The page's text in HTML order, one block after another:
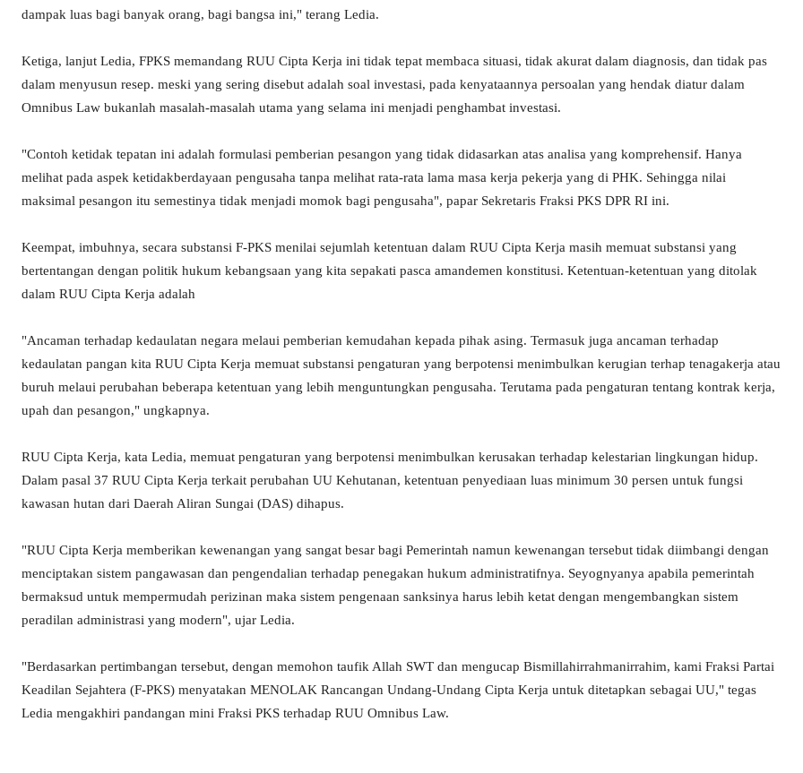
dampak luas bagi banyak orang, bagi bangsa ini," terang Ledia.
Ketiga, lanjut Ledia, FPKS memandang RUU Cipta Kerja ini tidak tepat membaca situasi, tidak akurat dalam diagnosis, dan tidak pas
dalam menyusun resep. meski yang sering disebut adalah soal investasi, pada kenyataannya persoalan yang hendak diatur dalam
Omnibus Law bukanlah masalah-masalah utama yang selama ini menjadi penghambat investasi.
"Contoh ketidak tepatan ini adalah formulasi pemberian pesangon yang tidak didasarkan atas analisa yang komprehensif. Hanya
melihat pada aspek ketidakberdayaan pengusaha tanpa melihat rata-rata lama masa kerja pekerja yang di PHK. Sehingga nilai
maksimal pesangon itu semestinya tidak menjadi momok bagi pengusaha", papar Sekretaris Fraksi PKS DPR RI ini.
Keempat, imbuhnya, secara substansi F-PKS menilai sejumlah ketentuan dalam RUU Cipta Kerja masih memuat substansi yang
bertentangan dengan politik hukum kebangsaan yang kita sepakati pasca amandemen konstitusi. Ketentuan-ketentuan yang ditolak
dalam RUU Cipta Kerja adalah
"Ancaman terhadap kedaulatan negara melaui pemberian kemudahan kepada pihak asing. Termasuk juga ancaman terhadap
kedaulatan pangan kita RUU Cipta Kerja memuat substansi pengaturan yang berpotensi menimbulkan kerugian terhap tenagakerja atau
buruh melaui perubahan beberapa ketentuan yang lebih menguntungkan pengusaha. Terutama pada pengaturan tentang kontrak kerja,
upah dan pesangon," ungkapnya.
RUU Cipta Kerja, kata Ledia, memuat pengaturan yang berpotensi menimbulkan kerusakan terhadap kelestarian lingkungan hidup.
Dalam pasal 37 RUU Cipta Kerja terkait perubahan UU Kehutanan, ketentuan penyediaan luas minimum 30 persen untuk fungsi
kawasan hutan dari Daerah Aliran Sungai (DAS) dihapus.
"RUU Cipta Kerja memberikan kewenangan yang sangat besar bagi Pemerintah namun kewenangan tersebut tidak diimbangi dengan
menciptakan sistem pangawasan dan pengendalian terhadap penegakan hukum administratifnya. Seyognyanya apabila pemerintah
bermaksud untuk mempermudah perizinan maka sistem pengenaan sanksinya harus lebih ketat dengan mengembangkan sistem
peradilan administrasi yang modern", ujar Ledia.
"Berdasarkan pertimbangan tersebut, dengan memohon taufik Allah SWT dan mengucap Bismillahirrahmanirrahim, kami Fraksi Partai
Keadilan Sejahtera (F-PKS) menyatakan MENOLAK Rancangan Undang-Undang Cipta Kerja untuk ditetapkan sebagai UU," tegas
Ledia mengakhiri pandangan mini Fraksi PKS terhadap RUU Omnibus Law.